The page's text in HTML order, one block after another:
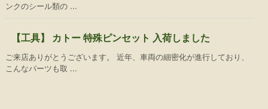
ンクのシール類の ...
【工具】 カトー 特殊ピンセット 入荷しました
ご来店ありがとうございます。 近年、車両の細密化が進行しており、
こんなパーツも取 ...